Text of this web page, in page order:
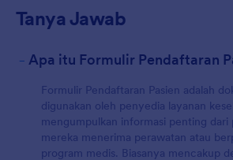
Tanya Jawab
- Apa itu Formulir Pendaftaran
Formulir Pendaftaran Pasien adalah
digunakan oleh penyedia layanan
mengumpulkan informasi penting dari
mereka menerima perawatan atau
program medis. Biasanya mencakup